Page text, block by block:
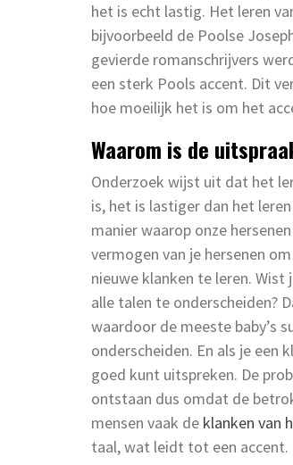
het is echt lastig. Het leren
bijvoorbeeld de Poolse
gevierde romanschrijvers
een sterk Pools accent. Dit
hoe moeilijk het is om het
Waarom is de
Onderzoek wijst uit dat het
is, het is lastiger dan het
manier waarop onze
vermogen van je hersenen
nieuwe klanken te leren.
alle talen te onderscheiden?
waardoor de meeste baby’s
onderscheiden. En als je een
goed kunt uitspreken. De
ontstaan dus omdat de
mensen vaak de klanken van
taal, wat leidt tot een accent.